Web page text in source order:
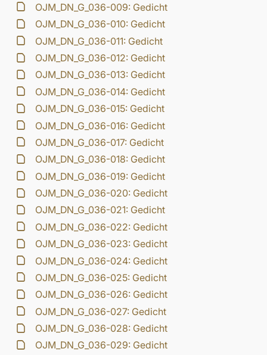
OJM_DN_G_036-009: Gedicht
OJM_DN_G_036-010: Gedicht
OJM_DN_G_036-011: Gedicht
OJM_DN_G_036-012: Gedicht
OJM_DN_G_036-013: Gedicht
OJM_DN_G_036-014: Gedicht
OJM_DN_G_036-015: Gedicht
OJM_DN_G_036-016: Gedicht
OJM_DN_G_036-017: Gedicht
OJM_DN_G_036-018: Gedicht
OJM_DN_G_036-019: Gedicht
OJM_DN_G_036-020: Gedicht
OJM_DN_G_036-021: Gedicht
OJM_DN_G_036-022: Gedicht
OJM_DN_G_036-023: Gedicht
OJM_DN_G_036-024: Gedicht
OJM_DN_G_036-025: Gedicht
OJM_DN_G_036-026: Gedicht
OJM_DN_G_036-027: Gedicht
OJM_DN_G_036-028: Gedicht
OJM_DN_G_036-029: Gedicht